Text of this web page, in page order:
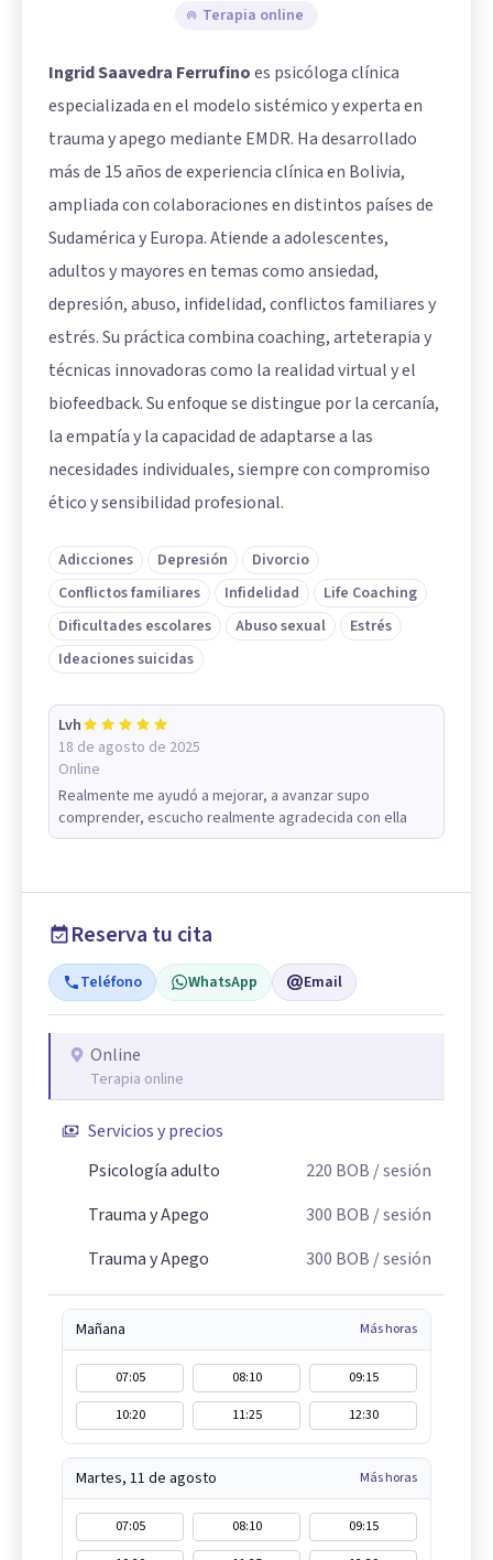
Terapia online
Ingrid Saavedra Ferrufinoes psicóloga clínica
especializada en el modelo sistémico y experta en
trauma y apego mediante EMDR. Ha desarrollado
más de 15 años de experiencia clínica en Bolivia,
ampliada con colaboraciones en distintos países de
Sudamérica y Europa. Atiende a adolescentes,
adultos y mayores en temas como ansiedad,
depresión, abuso, infidelidad, conflictos familiares y
estrés. Su práctica combina coaching, arteterapia y
técnicas innovadoras como la realidad virtual y el
biofeedback. Su enfoque se distingue por la cercanía,
la empatía y la capacidad de adaptarse a las
necesidades individuales, siempre con compromiso
ético y sensibilidad profesional.
Adicciones Depresión
Divorcio
Conflictos familiares
Infidelidad
Life Coaching
Dificultades escolares
Abuso sexual
Estrés
Ideaciones suicidas
Lvh
18 de agosto de 2025
Online
Realmente me ayudó a mejorar, a avanzar supo
comprender, escucho realmente agradecida con ella
Reserva tu cita
Teléfono WhatsApp Email
Online
Terapia online
Servicios y precios
Psicología adulto
220 BOB / sesión
Trauma y Apego
300 BOB / sesión
Trauma y Apego
300 BOB / sesión
Mañana Más horas
07:05 08:10
09:15
10:20
11:25 12:30
Martes, 11 de agosto Más horas
07:05 08:10
09:15